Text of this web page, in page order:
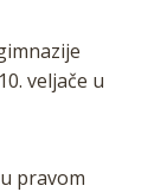
veljače u
pravom